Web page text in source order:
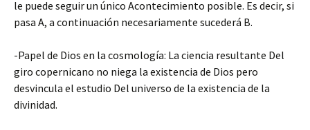
le puede seguir un único Acontecimiento posible. Es decir, si
pasa A, a continuación necesariamente sucederá B.
-Papel de Dios en la cosmología: La ciencia resultante Del
giro copernicano no niega la existencia de Dios pero
desvincula el estudio Del universo de la existencia de la
divinidad.